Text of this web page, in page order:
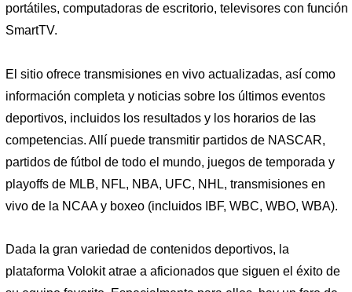
portátiles, computadoras de escritorio, televisores con función
SmartTV.
El sitio ofrece transmisiones en vivo actualizadas, así como
información completa y noticias sobre los últimos eventos
deportivos, incluidos los resultados y los horarios de las
competencias. Allí puede transmitir partidos de NASCAR,
partidos de fútbol de todo el mundo, juegos de temporada y
playoffs de MLB, NFL, NBA, UFC, NHL, transmisiones en
vivo de la NCAA y boxeo (incluidos IBF, WBC, WBO, WBA).
Dada la gran variedad de contenidos deportivos, la
plataforma Volokit atrae a aficionados que siguen el éxito de